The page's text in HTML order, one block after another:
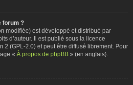
forum ?
modifiée) est développé et distribué par
d’auteur. Il est publié sous la licence
2 (GPL-2.0) et peut être diffusé librement. Pour
« À propos de phpBB » (en anglais).